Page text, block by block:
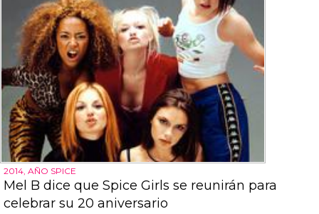
2014, AÑO SPICE
Mel B dice que Spice Girls se reunirán para
celebrar su 20 aniversario